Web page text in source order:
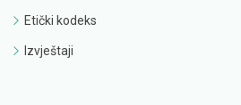
Etički kodeks
Izvještaji